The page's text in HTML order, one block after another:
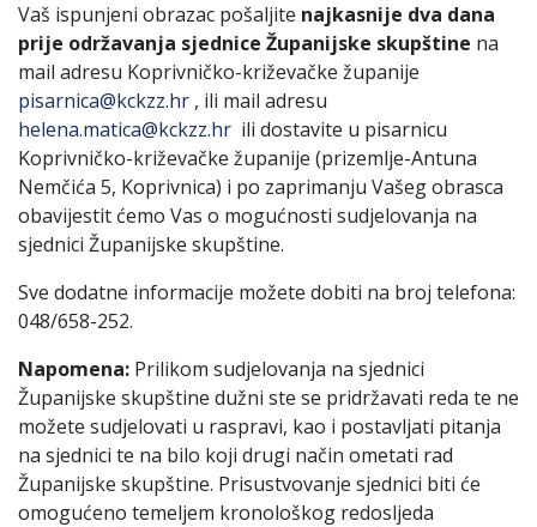
Vaš ispunjeni obrazac pošaljite najkasnije dva dana
prije održavanja sjednice Županijske skupštine na
mail adresu Koprivničko-križevačke županije
pisarnica@kckzz.hr , ili mail adresu
helena.matica@kckzz.hr ili dostavite u pisarnicu
Koprivničko-križevačke županije (prizemlje-Antuna
Nemčića 5, Koprivnica) i po zaprimanju Vašeg obrasca
obavijestit ćemo Vas o mogućnosti sudjelovanja na
sjednici Županijske skupštine.
Sve dodatne informacije možete dobiti na broj telefona:
048/658-252.
Napomena: Prilikom sudjelovanja na sjednici
Županijske skupštine dužni ste se pridržavati reda te ne
možete sudjelovati u raspravi, kao i postavljati pitanja
na sjednici te na bilo koji drugi način ometati rad
Županijske skupštine. Prisustvovanje sjednici biti će
omogućeno temeljem kronološkog redosljeda